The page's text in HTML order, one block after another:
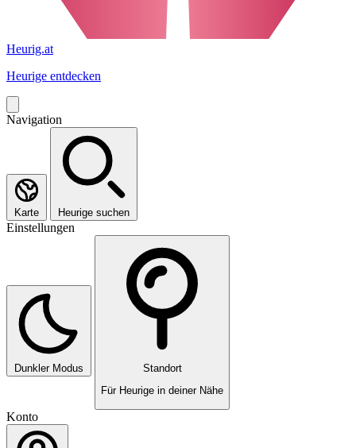
Heurig.at
Heurige entdecken
Navigation
Karte Heurige suchen
Einstellungen
Dunkler Modus
Standort
Für Heurige in deiner Nähe
Konto